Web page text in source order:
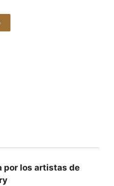
por los artistas de